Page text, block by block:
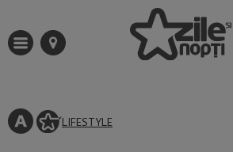
LIFESTYLE